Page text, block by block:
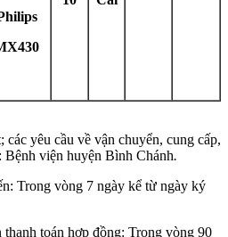
yêu cầu về vận chuyển, cung cấp,
Bệnh viện huyện Bình Chánh.
Trong vòng 7 ngày kể từ ngày ký
toán hợp đồng: Trong vòng 90